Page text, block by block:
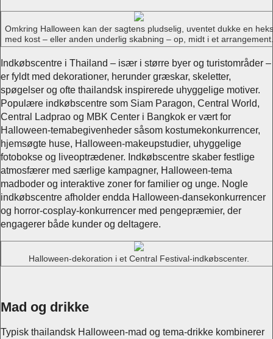
Omkring Halloween kan der sagtens pludselig, uventet dukke en heks
med kost – eller anden underlig skabning – op, midt i et arrangement.
Indkøbscentre i Thailand – især i større byer og turistområder –
er fyldt med dekorationer, herunder græskar, skeletter,
spøgelser og ofte thailandsk inspirerede uhyggelige motiver.
Populære indkøbscentre som Siam Paragon, Central World,
Central Ladprao og MBK Center i Bangkok er vært for
Halloween-temabegivenheder såsom kostumekonkurrencer,
hjemsøgte huse, Halloween-makeupstudier, uhyggelige
fotobokse og liveoptrædener. Indkøbscentre skaber festlige
atmosfærer med særlige kampagner, Halloween-tema
madboder og interaktive zoner for familier og unge. Nogle
indkøbscentre afholder endda Halloween-dansekonkurrencer
og horror-cosplay-konkurrencer med pengepræmier, der
engagerer både kunder og deltagere.
Halloween-dekoration i et Central Festival-indkøbscenter.
Mad og drikke
Typisk thailandsk Halloween-mad og tema-drikke kombinerer